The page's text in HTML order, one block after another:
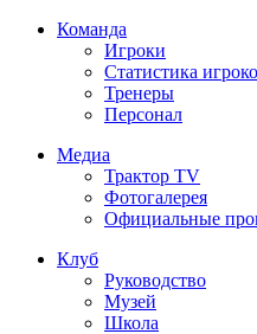
Команда
Игроки
Статистика
Тренеры
Персонал
Медиа
Трактор TV
Фотогалерея
Официальные
Клуб
Руководство
Музей
Школа